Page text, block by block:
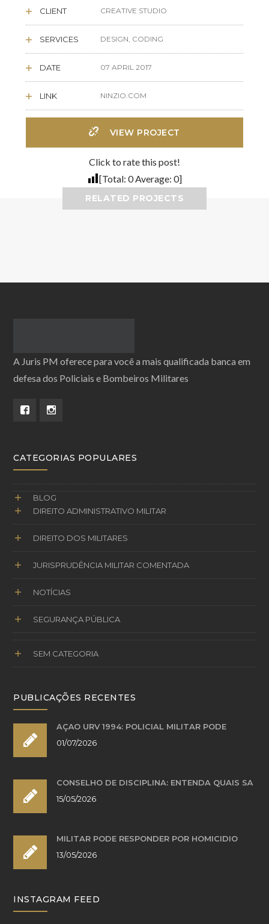
CLIENT CREATIVE STUDIO
SERVICES DESIGN, CODING
DATE 07 APRIL 2017
LINK NINZIO.COM
VIEW PROJECT
Click to rate this post!
[Total: 0Average: 0]
RELATED PROJECTS
A Juris PM oferece para você a mais qualificada banca em
defesa dos Policiais e Bombeiros Militares
CATEGORIAS POPULARES
BLOG
DIREITO ADMINISTRATIVO MILITAR
DIREITO DOS MILITARES
JURISPRUDÊNCIA MILITAR COMENTADA
NOTÍCIAS
SEGURANÇA PÚBLICA
SEM CATEGORIA
PUBLICAÇÕES RECENTES
AÇÃO URV 1994: POLICIAL MILITAR PODE
01/07/2026
CONSELHO DE DISCIPLINA: ENTENDA QUAIS SÃ
15/05/2026
MILITAR PODE RESPONDER POR HOMICÍDIO
13/05/2026
INSTAGRAM FEED